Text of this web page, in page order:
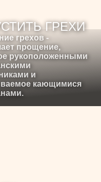
ГРЕХИ
грехов -
прощение,
рукоположенными
и
кающимися